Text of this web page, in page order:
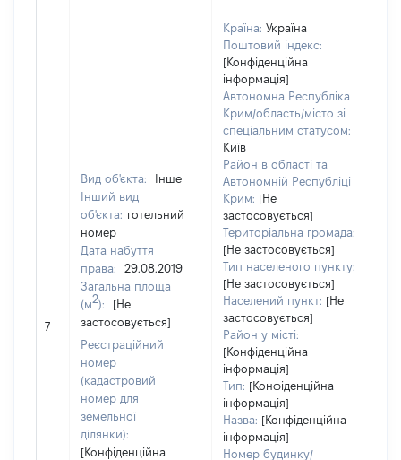
7
Вид об'єкта:
Інше
Інший вид
об'єкта: готельний
номер
Дата набуття
права:
29.08.2019
Загальна площа
(м2):
[Не
застосовується]
Реєстраційний
номер
(кадастровий
номер для
земельної
ділянки):
[Конфіденційна
Країна: Україна
Поштовий індекс:
[Конфіденційна
інформація]
Автономна Республіка
Крим/область/місто зі
спеціальним статусом:
Київ
Район в області та
Автономній Республіці
Крим: [Не
застосовується]
Територіальна громада:
[Не застосовується]
Тип населеного пункту:
[Не застосовується]
Населений пункт: [Не
застосовується]
Район у місті:
[Конфіденційна
інформація]
Тип: [Конфіденційна
інформація]
Назва: [Конфіденційна
інформація]
Номер будинку/